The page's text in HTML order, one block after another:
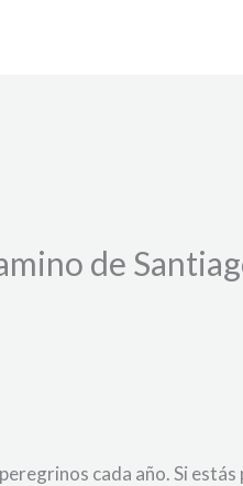
de
cada año. Si